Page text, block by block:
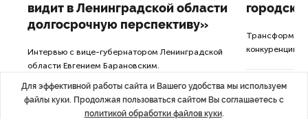
видит в Ленинградской области
долгосрочную перспективу»
Интервью с вице-губернатором Ленинградской
области Евгением Барановским.
конкуренции
Для эффективной работы сайта и Вашего удобства мы используем
файлы куки. Продолжая пользоваться сайтом Вы соглашаетесь с
политикой обработки файлов куки.